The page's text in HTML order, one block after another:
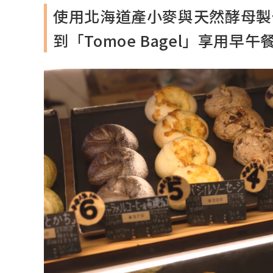
使用北海道產小麥與天然酵母
到「Tomoe Bagel」享用早午